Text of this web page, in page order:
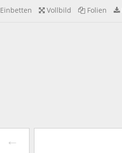
Einbetten Vollbild Folien
←